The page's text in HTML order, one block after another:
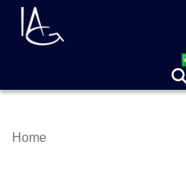
Skip
Breadcrumb
Home